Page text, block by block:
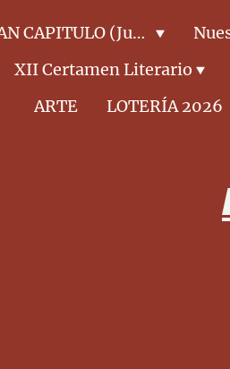
GRAN CAPITULO (Junta Directiva)
XII Certamen Literario
ARTE LOTERÍA 2026